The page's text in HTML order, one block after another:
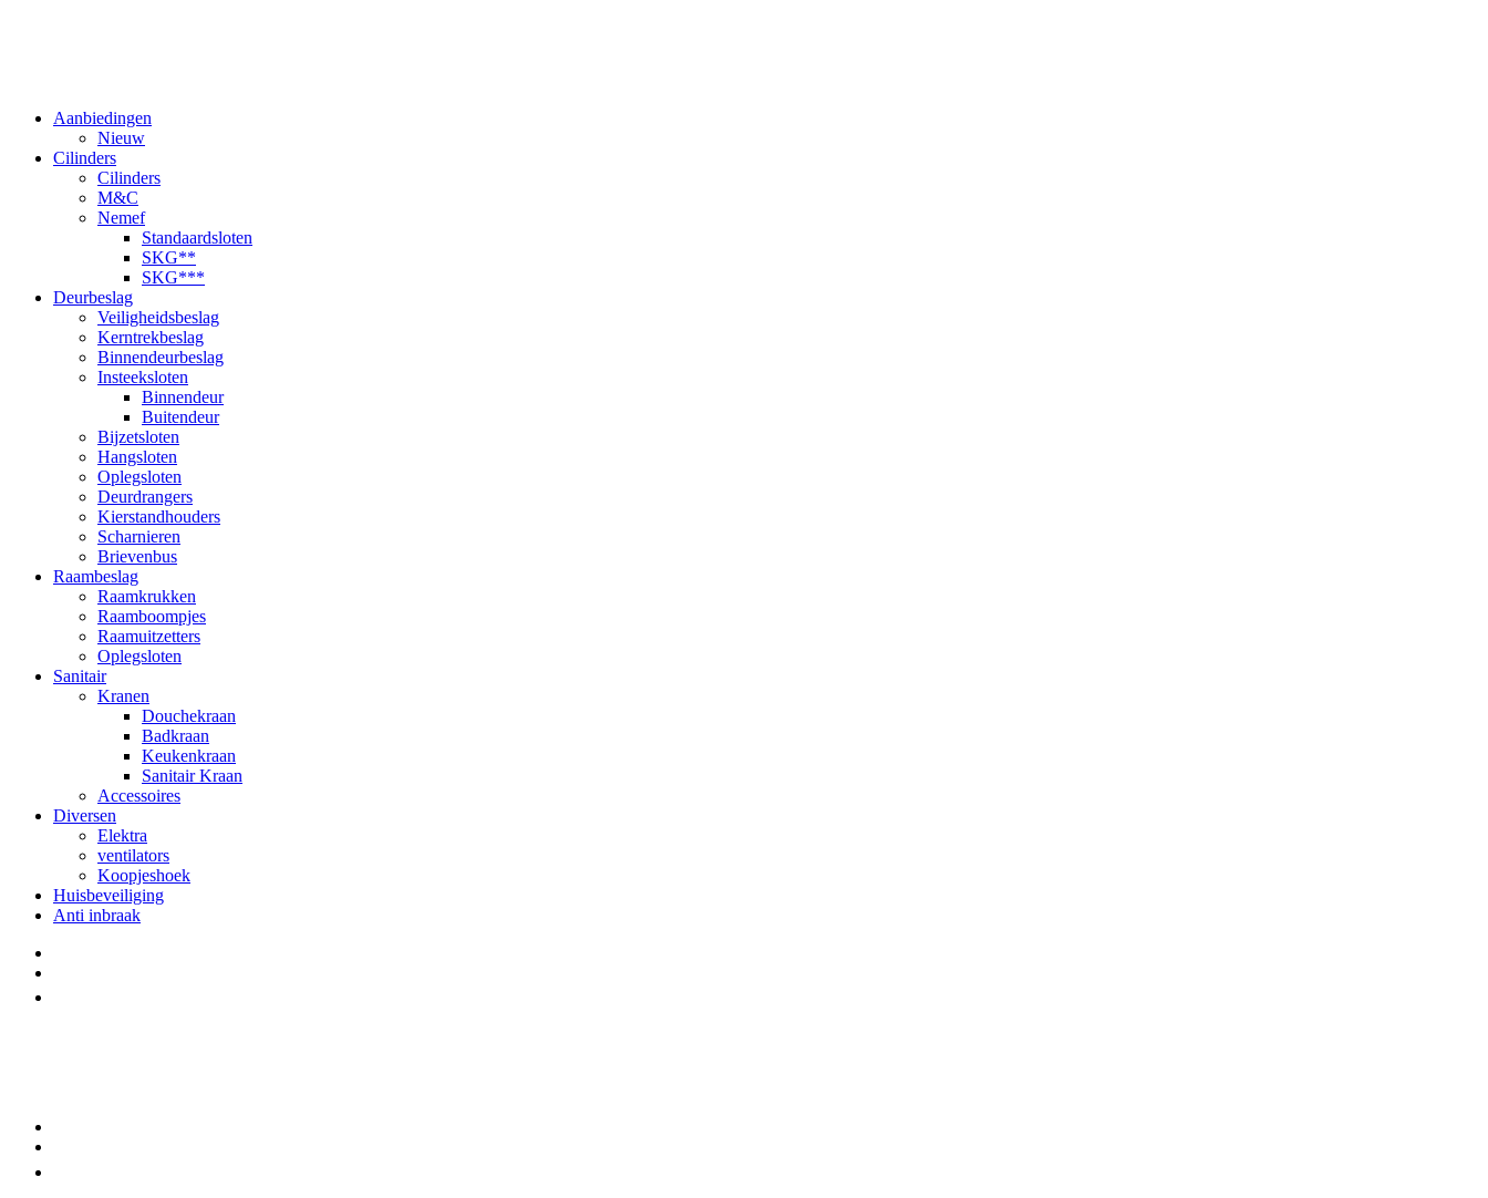
Aanbiedingen
Nieuw
Cilinders
Cilinders
M&C
Nemef
Standaardsloten
SKG**
SKG***
Deurbeslag
Veiligheidsbeslag
Kerntrekbeslag
Binnendeurbeslag
Insteeksloten
Binnendeur
Buitendeur
Bijzetsloten
Hangsloten
Oplegsloten
Deurdrangers
Kierstandhouders
Scharnieren
Brievenbus
Raambeslag
Raamkrukken
Raamboompjes
Raamuitzetters
Oplegsloten
Sanitair
Kranen
Douchekraan
Badkraan
Keukenkraan
Sanitair Kraan
Accessoires
Diversen
Elektra
ventilators
Koopjeshoek
Huisbeveiliging
Anti inbraak